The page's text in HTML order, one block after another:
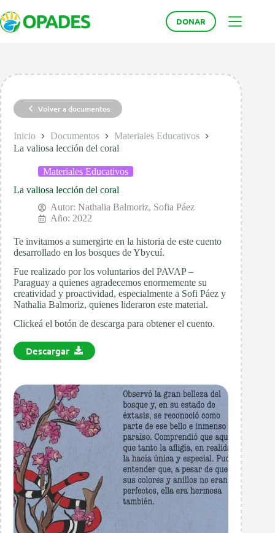
al
contenido
DONAR
Volver a documentos
Inicio Documentos
Materiales Educativos
La valiosa lección del coral
Materiales Educativos
La valiosa lección del coral
Autor: Nathalia Balmoriz, Sofia Páez
Año: 2022
Te invitamos a sumergirte en la historia de este cuento
desarrollado en los bosques de Ybycuí.
Fue realizado por los voluntarios del PAVAP –
Paraguay a quienes agradecemos enormemente su
creatividad y proactividad, especialmente a Sofi Páez y
Nathalia Balmoriz, quienes lideraron este material.
Clickeá el botón de descarga para obtener el cuento.
Descargar